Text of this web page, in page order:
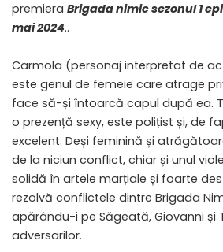
premiera Brigada nimic sezonul 1
mai 2024..
Carmola (personaj interpretat de
este genul de femeie care atrage
face să-și întoarcă capul după ea.
o prezență sexy, este polițist și, de
excelent. Deși feminină și
de la niciun conflict, chiar și unul
solidă în artele marțiale și foarte
rezolvă conflictele dintre Brigada
apărându-i pe Săgeată, Giovanni și
adversarilor.